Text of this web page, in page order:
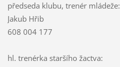
předseda klubu, trenér mládeže:
Jakub Hřib
608 004 177
hl. trenérka staršího žactva: